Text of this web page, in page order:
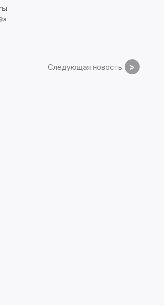
Следующая новость >